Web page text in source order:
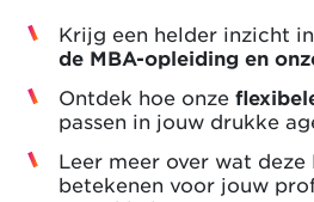
Krijg een helder inzicht
de MBA-opleiding en
Ontdek hoe onze
passen in jouw drukke
Leer meer over wat deze
betekenen voor jouw